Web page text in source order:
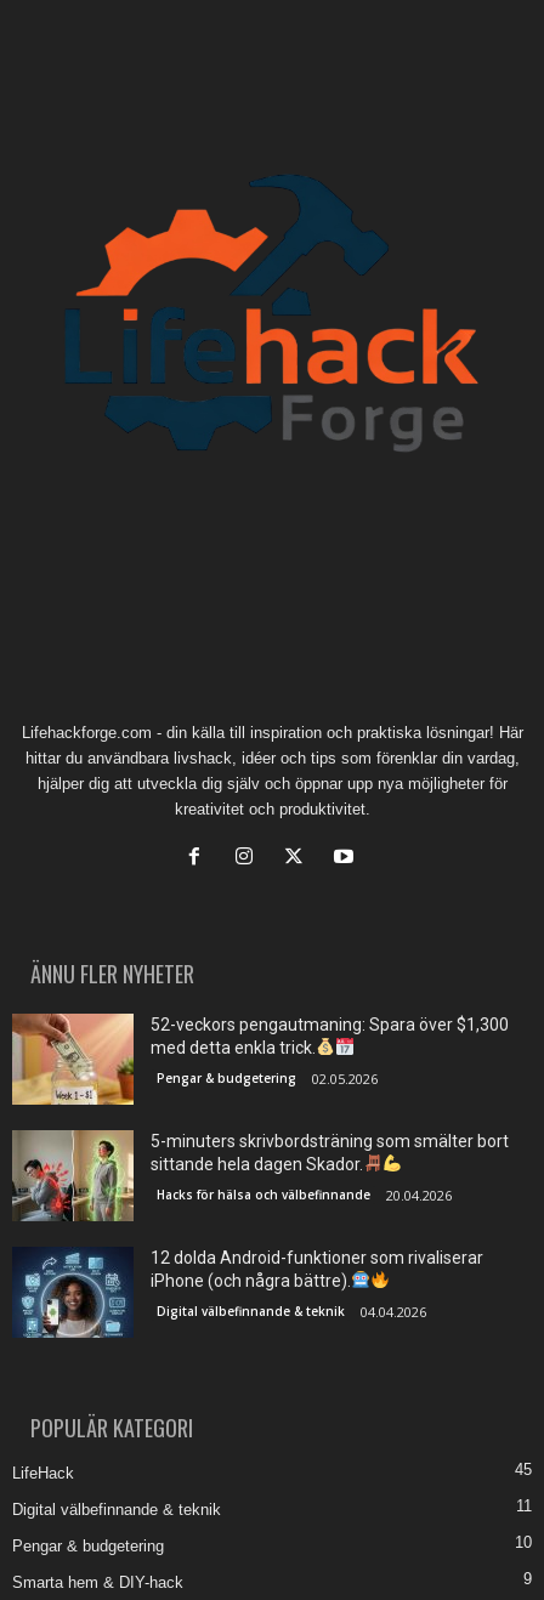
Lifehackforge.com - din källa till inspiration och praktiska lösningar! Här
hittar du användbara livshack, idéer och tips som förenklar din vardag,
hjälper dig att utveckla dig själv och öppnar upp nya möjligheter för
kreativitet och produktivitet.
ÄNNU FLER NYHETER
52-veckors pengautmaning: Spara över $1,300
med detta enkla trick.
Pengar & budgetering 02.05.2026
5-minuters skrivbordsträning som smälter bort
sittande hela dagen Skador.
Hacks för hälsa och välbefinnande 20.04.2026
12 dolda Android-funktioner som rivaliserar
iPhone (och några bättre).
Digital välbefinnande & teknik 04.04.2026
POPULÄR KATEGORI
LifeHack 45
Digital välbefinnande & teknik 11
Pengar & budgetering 10
Smarta hem & DIY-hack 9